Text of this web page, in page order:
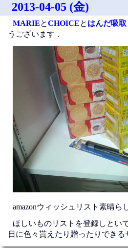
2013-04-05 (金)
MARIEとCHOICEと はんだ吸
うございます．
amazonウィッシュリスト素晴ら
ほしいものリストを登録しとい
日に色々貰えたり贈ったりできる